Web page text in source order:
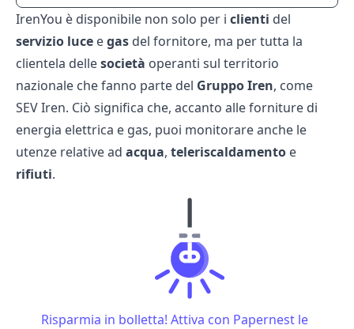
IrenYou è disponibile non solo per i clienti del
servizio luce egas del fornitore, ma per tutta la
clientela dellesocietà operanti sul territorio
nazionale che fanno parte del GruppoIren, come
SEV Iren. Ciò significa che, accanto alle forniture di
energia elettrica e gas, puoi monitorare anche le
utenze relative ad acqua, teleriscaldamento e
rifiuti.
Risparmia in bolletta! Attiva con Papernest le